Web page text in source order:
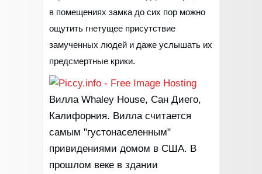
в помещениях замка до сих пор можно
ощутить гнетущее присутствие
замученных людей и даже услышать их
предсмертные крики.
Вилла Whaley House, Сан Диего,
Калифорния. Вилла считается
самым "густонаселенным"
привидениями домом в США. В
прошлом веке в здании